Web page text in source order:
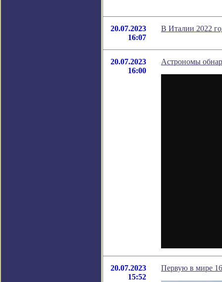
20.07.2023
16:07
В Италии 2022
20.07.2023
16:00
Астрономы
20.07.2023
15:52
Первую в мире